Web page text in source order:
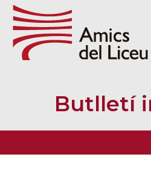
Butlletí